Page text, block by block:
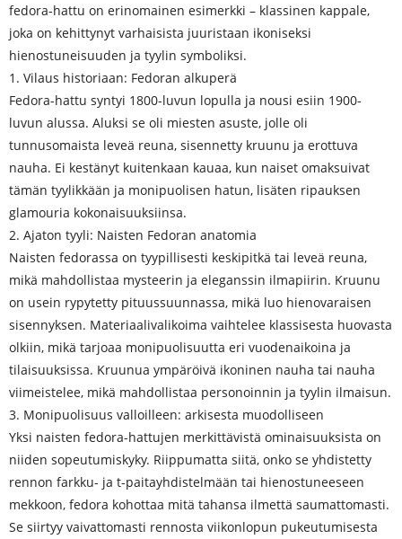
fedora-hattu on erinomainen esimerkki – klassinen kappale,
joka on kehittynyt varhaisista juuristaan ​​ikoniseksi
hienostuneisuuden ja tyylin symboliksi.
1. Vilaus historiaan: Fedoran alkuperä
Fedora-hattu syntyi 1800-luvun lopulla ja nousi esiin 1900-
luvun alussa. Aluksi se oli miesten asuste, jolle oli
tunnusomaista leveä reuna, sisennetty kruunu ja erottuva
nauha. Ei kestänyt kuitenkaan kauaa, kun naiset omaksuivat
tämän tyylikkään ja monipuolisen hatun, lisäten ripauksen
glamouria kokonaisuuksiinsa.
2. Ajaton tyyli: Naisten Fedoran anatomia
Naisten fedorassa on tyypillisesti keskipitkä tai leveä reuna,
mikä mahdollistaa mysteerin ja eleganssin ilmapiirin. Kruunu
on usein rypytetty pituussuunnassa, mikä luo hienovaraisen
sisennyksen. Materiaalivalikoima vaihtelee klassisesta huovasta
olkiin, mikä tarjoaa monipuolisuutta eri vuodenaikoina ja
tilaisuuksissa. Kruunua ympäröivä ikoninen nauha tai nauha
viimeistelee, mikä mahdollistaa personoinnin ja tyylin ilmaisun.
3. Monipuolisuus valloilleen: arkisesta muodolliseen
Yksi naisten fedora-hattujen merkittävistä ominaisuuksista on
niiden sopeutumiskyky. Riippumatta siitä, onko se yhdistetty
rennon farkku- ja t-paitayhdistelmään tai hienostuneeseen
mekkoon, fedora kohottaa mitä tahansa ilmettä saumattomasti.
Se siirtyy vaivattomasti rennosta viikonlopun pukeutumisesta